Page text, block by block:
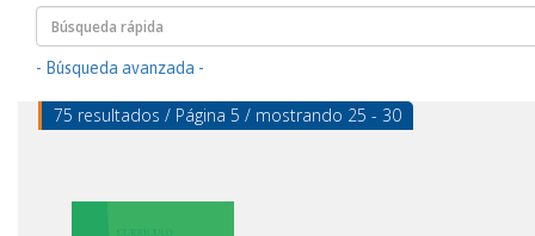
- Búsqueda avanzada -
75 resultados / Página 5 / mostrando 25 - 30